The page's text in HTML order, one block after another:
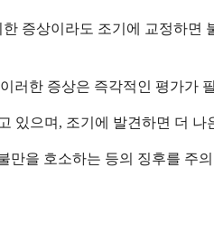
증상이라도 조기에 교정하면
한 증상은 즉각적인 평가가
있으며, 조기에 발견하면 더
을 호소하는 등의 징후를 주